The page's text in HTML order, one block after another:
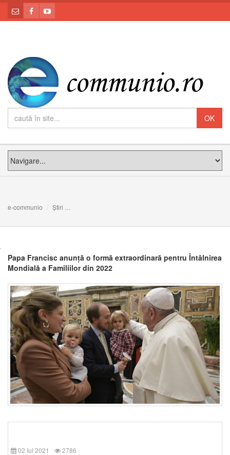
e-communio Știri
Papa Francisc anunță o formă extraordinară pentru Întâlnirea
Mondială a Familiilor din 2022
02 Iul 2021 2786